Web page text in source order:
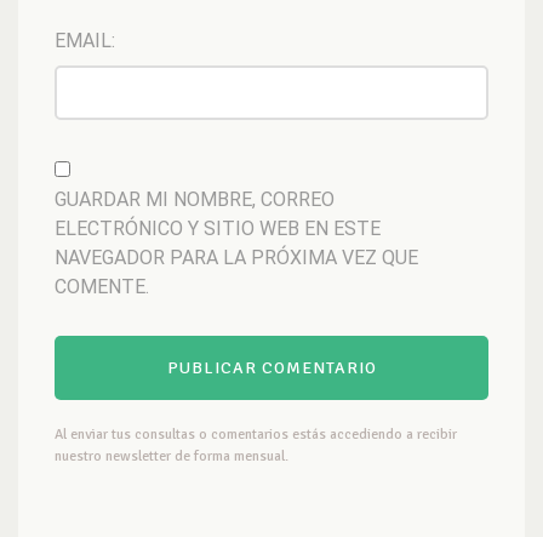
EMAIL:
GUARDAR MI NOMBRE, CORREO
ELECTRÓNICO Y SITIO WEB EN ESTE
NAVEGADOR PARA LA PRÓXIMA VEZ QUE
COMENTE.
Al enviar tus consultas o comentarios estás accediendo a recibir
nuestro newsletter de forma mensual.